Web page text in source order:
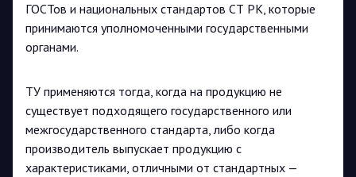
ГОСТов и национальных стандартов СТ РК, которые
принимаются уполномоченными государственными
органами.
ТУ применяются тогда, когда на продукцию не
существует подходящего государственного или
межгосударственного стандарта, либо когда
производитель выпускает продукцию с
характеристиками, отличными от стандартных —